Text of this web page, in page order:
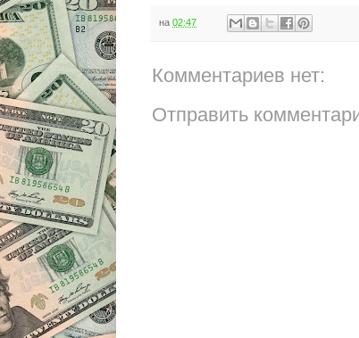
на 02:47
Комментариев нет:
Отправить